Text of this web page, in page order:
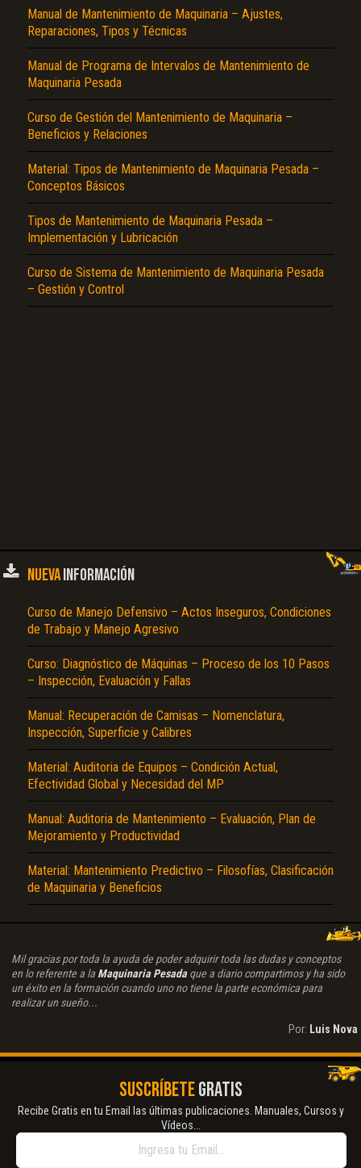
Manual de Mantenimiento de Maquinaria – Ajustes,
Reparaciones, Tipos y Técnicas
Manual de Programa de Intervalos de Mantenimiento de
Maquinaria Pesada
Curso de Gestión del Mantenimiento de Maquinaria –
Beneficios y Relaciones
Material: Tipos de Mantenimiento de Maquinaria Pesada –
Conceptos Básicos
Tipos de Mantenimiento de Maquinaria Pesada –
Implementación y Lubricación
Curso de Sistema de Mantenimiento de Maquinaria Pesada
– Gestión y Control
NUEVAINFORMACIÓN
Curso de Manejo Defensivo – Actos Inseguros, Condiciones
de Trabajo y Manejo Agresivo
Curso: Diagnóstico de Máquinas – Proceso de los 10 Pasos
– Inspección, Evaluación y Fallas
Manual: Recuperación de Camisas – Nomenclatura,
Inspección, Superficie y Calibres
Material: Auditoria de Equipos – Condición Actual,
Efectividad Global y Necesidad del MP
Manual: Auditoria de Mantenimiento – Evaluación, Plan de
Mejoramiento y Productividad
Material: Mantenimiento Predictivo – Filosofías, Clasificación
de Maquinaria y Beneficios
Mil gracias por toda la ayuda de poder adquirir toda las dudas y conceptos
en lo referente a la Maquinaria Pesadaque a diario compartimos y ha sido
un éxito en la formación cuando uno no tiene la parte económica para
realizar un sueño...
Por: Luis Nova
SUSCRÍBETEGRATIS
Recibe Gratis en tu Email las últimas publicaciones. Manuales, Cursos y
Vídeos...
Texto o Imagen de portada son erróneos.
No carga o no se visualiza el contenido.
Reportar otro tipo de error...